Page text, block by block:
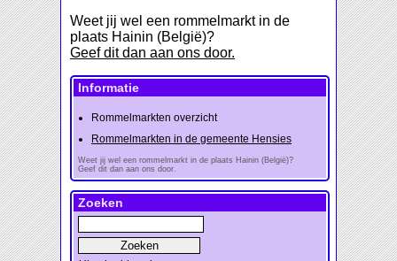
Weet jij wel een rommelmarkt in de
plaats Hainin (België)?
Geef dit dan aan ons door.
Informatie
Rommelmarkten overzicht
Rommelmarkten in de gemeente Hensies
Weet jij wel een rommelmarkt in de plaats Hainin (België)?
Geef dit dan aan ons door.
Zoeken